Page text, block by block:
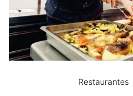
Restaurantes